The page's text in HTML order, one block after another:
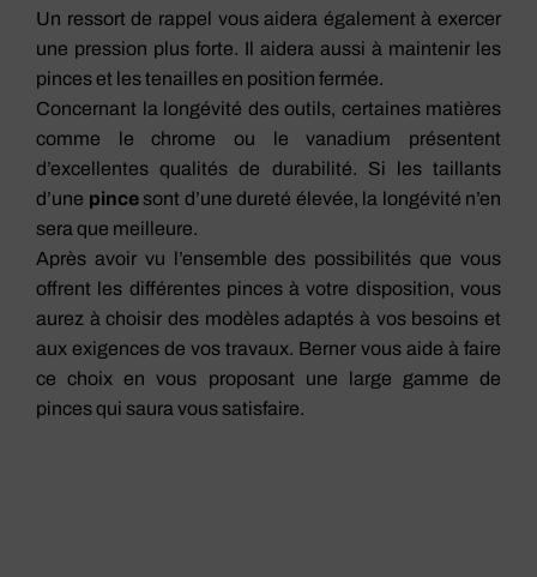
Un ressort de rappel vous aidera également à exercer
une pression plus forte. Il aidera aussi à maintenir les
pinces et les tenailles en position fermée.
Concernant la longévité des outils, certaines matières
comme le chrome ou le vanadium présentent
d’excellentes qualités de durabilité. Si les taillants
d’une pincesont d’une dureté élevée, la longévité n’en
sera que meilleure.
Après avoir vu l’ensemble des possibilités que vous
offrent les différentes pinces à votre disposition, vous
aurez à choisir des modèles adaptés à vos besoins et
aux exigences de vos travaux. Berner vous aide à faire
ce choix en vous proposant une large gamme de
pinces qui saura vous satisfaire.